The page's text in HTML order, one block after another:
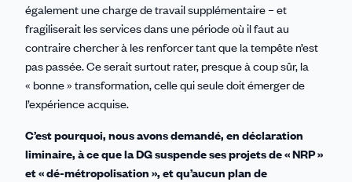
également une charge de travail supplémentaire – et
fragiliserait les services dans une période où il faut au
contraire chercher à les renforcer tant que la tempête n’est
pas passée. Ce serait surtout rater, presque à coup sûr, la
« bonne » transformation, celle qui seule doit émerger de
l’expérience acquise.
C’est pourquoi, nous avons demandé, en déclaration
liminaire, à ce que la DG suspende ses projets de « NRP »
et « dé-métropolisation », et qu’aucun plan de